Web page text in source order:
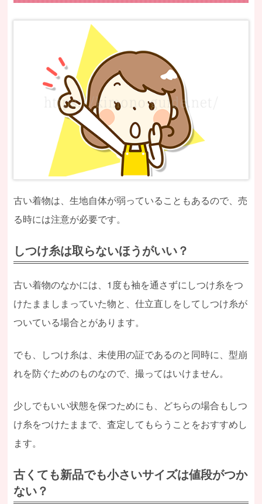
古い着物は、生地自体が弱っていることもあるので、売
る時には注意が必要です。
しつけ糸は取らないほうがいい？
古い着物のなかには、1度も袖を通さずにしつけ糸をつ
けたまましまっていた物と、仕立直しをしてしつけ糸が
ついている場合とがあります。
でも、しつけ糸は、未使用の証であるのと同時に、型崩
れを防ぐためのものなので、撮ってはいけません。
少しでもいい状態を保つためにも、どちらの場合もしつ
け糸をつけたままで、査定してもらうことをおすすめし
ます。
古くても新品でも小さいサイズは値段がつか
ない？